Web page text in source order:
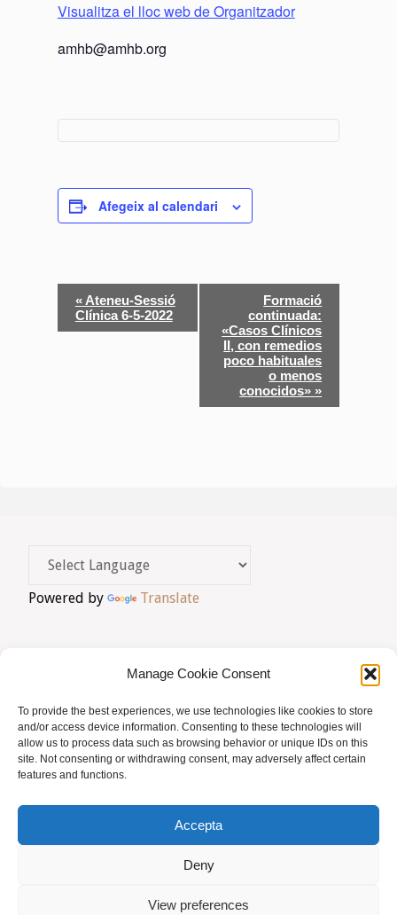
Manage Cookie Consent
To provide the best experiences, we use technologies like cookies to store
and/or access device information. Consenting to these technologies will
allow us to process data such as browsing behavior or unique IDs on this
site. Not consenting or withdrawing consent, may adversely affect certain
features and functions.
Accepta
Deny
View preferences
Visualitza el lloc web de Organitzador
amhb@amhb.org
Afegeix al calendari
N
a
ó
d
d
e
n
«Ateneu-Sessió
Clínica 6-5-2022
Formació
continuada:
«Casos Clínicos
II, con remedios
poco habituales
o menos
conocidos» »
Powered by Translate
AVIS LEGAL | POLÍTICA DE PRIVACITAT
|
BUSQUES HOMEÒPATA?
ACCÉS SOCIS
Fluida